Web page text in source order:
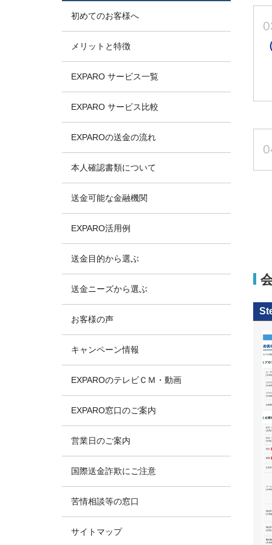
初めてのお客様へ
メリットと特徴
EXPARO サービス一覧
EXPARO サービス比較
EXPAROの送金の流れ
本人確認書類について
送金可能な金融機関
EXPARO活用例
送金目的から選ぶ
送金ニーズから選ぶ
お客様の声
キャンペーン情報
EXPAROのテレビＣＭ・動画
EXPARO窓口のご案内
営業日のご案内
国際送金詐欺にご注意
苦情相談等の窓口
サイトマップ